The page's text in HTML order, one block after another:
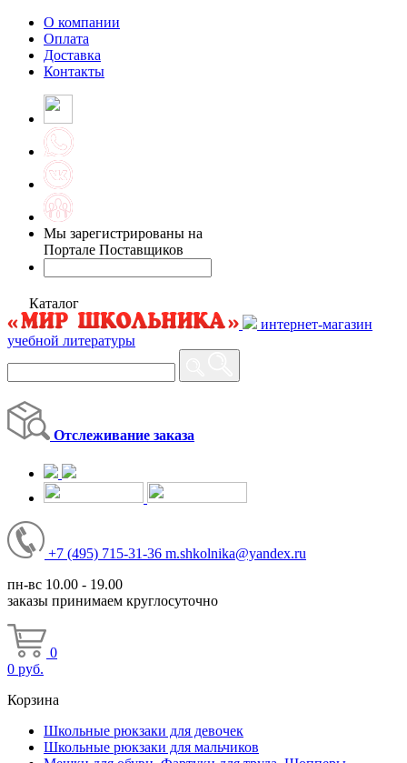
О компании
Оплата
Доставка
Контакты
Мы зарегистрированы на
Портале Поставщиков
Каталог
интернет-магазин
учебной литературы
Отслеживание заказа
+7 (495) 715-31-36 m.shkolnika@yandex.ru
пн-вс 10.00 - 19.00
заказы принимаем круглосуточно
0
0 руб.
Корзина
Школьные рюкзаки для девочек
Школьные рюкзаки для мальчиков